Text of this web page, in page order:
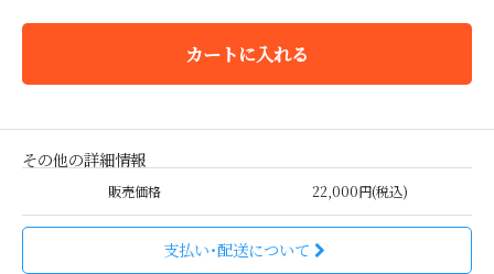
カートに入れる
その他の詳細情報
販売価格 22,000円(税込)
支払い・配送について